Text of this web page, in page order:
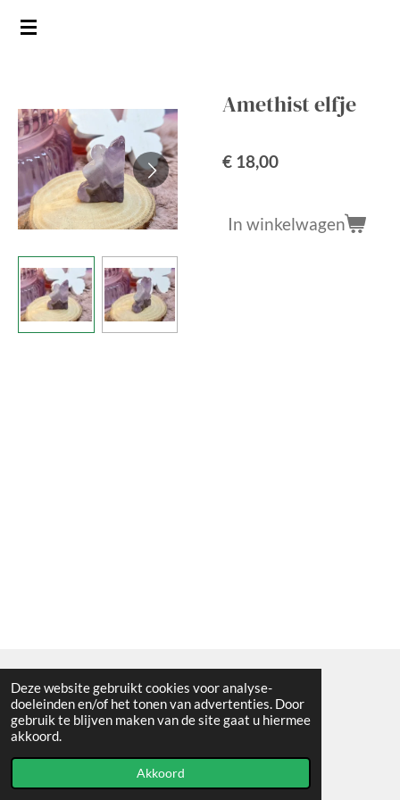
Deze website gebruikt cookies voor analyse-
doeleinden en/of het tonen van advertenties. Door
gebruik te blijven maken van de site gaat u hiermee
akkoord.
Akkoord
Ga
hoofdinhoud
Amethist elfje
€ 18,00
In winkelwagen
Algemene voorwaarden
© 2021 - RC en mineralenshop Het vlinderpad